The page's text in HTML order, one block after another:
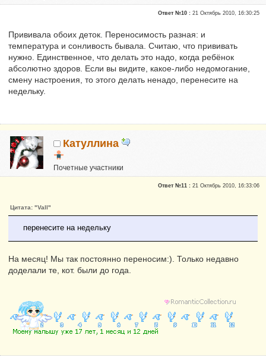
Репутация:0
Ответ №10 :21 Октябрь 2010, 16:30:25
Прививала обоих деток. Переносимость разная: и
температура и сонливость бывала. Считаю, что прививать
нужно. Единственное, что делать это надо, когда ребёнок
абсолютно здоров. Если вы видите, какое-либо недомогание,
смену настроения, то этого делать ненадо, перенесите на
недельку.
Катуллина
Почетные участники
Ответ №11 :21 Октябрь 2010, 16:33:06
Цитата: "Vall"
перенесите на недельку
На месяц! Мы так постоянно переносим:). Только недавно
доделали те, кот. были до года.